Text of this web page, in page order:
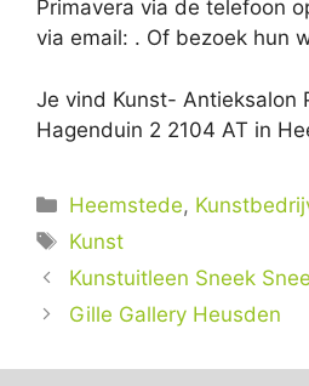
Primavera via de telefoon
via email: . Of bezoek hun
Je vind Kunst- Antieksalon
Hagenduin 2 2104 AT in
Categorieën
Heemstede,
Tags
Kunst
Kunstuitleen Sneek
Gille Gallery Heusden